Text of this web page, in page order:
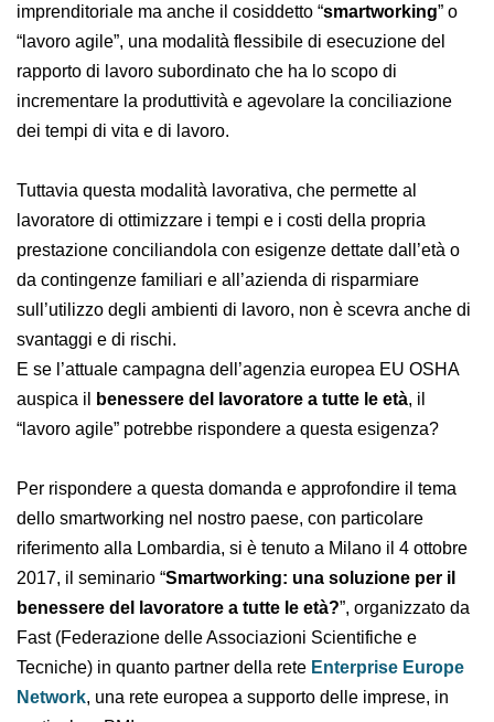
imprenditoriale ma anche il cosiddetto “smartworking” o
“lavoro agile”, una modalità flessibile di esecuzione del
rapporto di lavoro subordinato che ha lo scopo di
incrementare la produttività e agevolare la conciliazione
dei tempi di vita e di lavoro.
Tuttavia questa modalità lavorativa, che permette al
lavoratore di ottimizzare i tempi e i costi della propria
prestazione conciliandola con esigenze dettate dall’età o
da contingenze familiari e all’azienda di risparmiare
sull’utilizzo degli ambienti di lavoro, non è scevra anche di
svantaggi e di rischi.
E se l’attuale campagna dell’agenzia europea EU OSHA
auspica il
benessere del lavoratore a tutte le età, il
“lavoro agile” potrebbe rispondere a questa esigenza?
Per rispondere a questa domanda e approfondire il tema
dello smartworking nel nostro paese, con particolare
riferimento alla Lombardia, si è tenuto a Milano il 4 ottobre
2017, il seminario “Smartworking: una soluzione per il
benessere del lavoratore a tutte le età?”, organizzato da
Fast (Federazione delle Associazioni Scientifiche e
Tecniche) in quanto partner della rete Enterprise Europe
Network, una rete europea a supporto delle imprese, in